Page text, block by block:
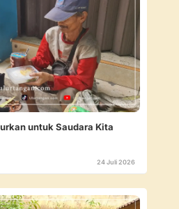
untuk Saudara Kita
24 Juli 2026